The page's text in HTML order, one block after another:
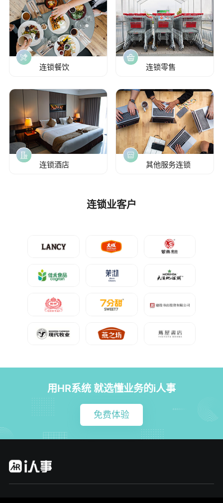
连锁餐饮 连锁零售
连锁酒店 其他服务连锁
连锁业客户
用HR系统 就选懂业务的i人事
免费体验